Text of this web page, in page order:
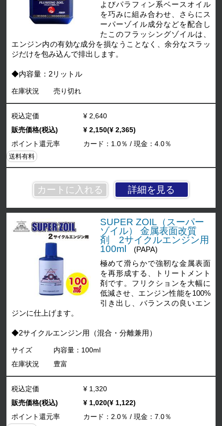
よびパラフィン系ベースオイル
を巧みに組み合わせ、さらにス
ーパーゾイル成分などを配合し
たこのフラッシングゾイルは、
エンジン内の有効な成分を損なうことなく、余分なスラッ
ジだけを包み込んで排出します。
◆内容量：2リットル
在庫状況 売り切れ
詳細を見る
税込定価
¥ 2,640
販売価格(税込)
¥ 2,150(¥ 2,365)
ポイント還元率
カード：1.0％ / 現金：4.0％
送料有料
SUPER ZOIL（スーパー
ゾイル） 金属表面改質
剤 2サイクルエンジン用
100ml
(PAPA)
極めて滑らかで強靭な金属表面
を再形成する、トリートメント
剤です。フリクションを大幅に
低減させ、エンジン性能を100%
引き出し、バランスの良いエン
ジンに仕上げます。
◆2サイクルエンジン用（混合・分離兼用）
サイズ
内容量：100ml
在庫状況
豊富
税込定価
¥ 1,320
販売価格(税込)
¥ 1,020(¥ 1,122)
ポイント還元率
カード：2.0％ / 現金：7.0％